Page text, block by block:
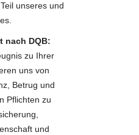
unseres und
nach DQB:
zu Ihrer
uns von
Betrug und
Pflichten zu
und